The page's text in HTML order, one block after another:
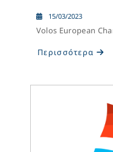
15/03/2023
Volos European
Περισσότερα